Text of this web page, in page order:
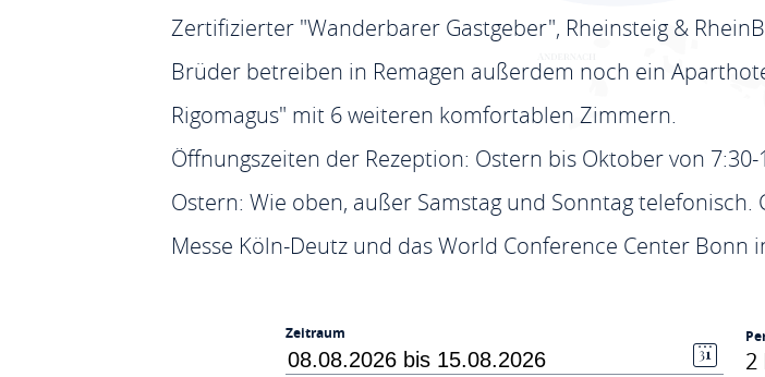
Zertifizierter "Wanderbarer Gastgeber", Rheinsteig &
Brüder betreiben in Remagen außerdem noch ein
Rigomagus" mit 6 weiteren komfortablen Zimmern.
Öffnungszeiten der Rezeption: Ostern bis Oktober von
Ostern: Wie oben, außer Samstag und Sonntag
Messe Köln-Deutz und das World Conference Center Bonn
Zeitraum
2